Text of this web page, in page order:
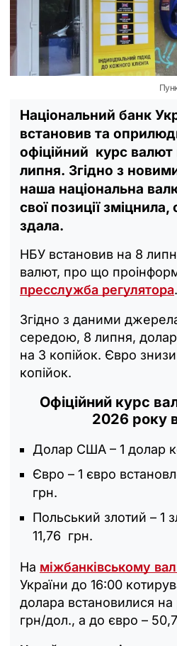
Національний банк
встановив та
офіційний курс валют
липня. Згідно з
наша національна
свої позиції
здала.
НБУ встановив на 8
валют, про що
пресслужба регулятора.
Згідно з даними
середою, 8 липня,
на 3 копійок. Євро
копійок.
Офіційний курс
2026 року
Долар США – 1 долар
Євро – 1 євро
грн.
Польський злотий – 1
11,76 грн.
На міжбанківському
України до 16:00
долара встановилися на
грн/дол., а до євро –